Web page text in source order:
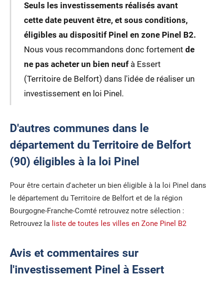
Seuls les investissements réalisés avant
cette date peuvent être, et sous conditions,
éligibles au dispositif Pinel en zone Pinel B2.
Nous vous recommandons donc fortement de
ne pas acheter un bien neufà Essert
(Territoire de Belfort) dans l'idée de réaliser un
investissement en loi Pinel.
D'autres communes dans le
département du Territoire de Belfort
(90) éligibles à la loi Pinel
Pour être certain d'acheter un bien éligible à la loi Pinel dans
le département du Territoire de Belfort et de la région
Bourgogne-Franche-Comté retrouvez notre sélection :
Retrouvez la liste de toutes les villes en Zone Pinel B2
Avis et commentaires sur
l'investissement Pinel à Essert